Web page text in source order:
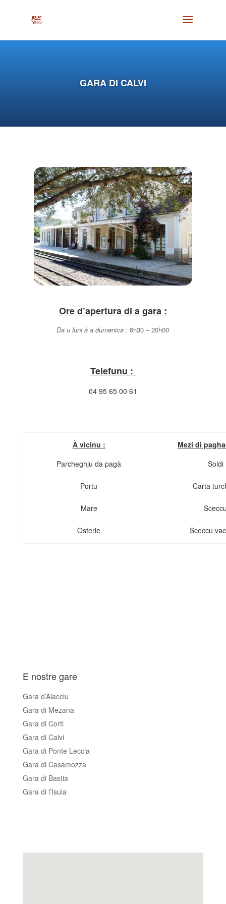
GARA DI CALVI
Ore d’apertura di a gara :
Da u luni à a dumenica : 6h30 – 20h00
Telefunu :
04 95 65 00 61
À vicinu :
Parcheghju da pagà
Portu
Mare
Osterie
Mezi di
Soldi
Carta
Sceccu
E nostre gare
Gara d’Aiacciu
Gara di Mezana
Gara di Corti
Gara di Calvi
Gara di Ponte Leccia
Gara di Casamozza
Gara di Bastia
Gara di l’Isula